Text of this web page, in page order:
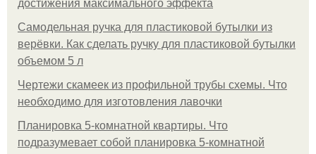
достижения максимального эффекта
Самодельная ручка для пластиковой бутылки из
верёвки. Как сделать ручку для пластиковой бутылки
объемом 5 л
Чертежи скамеек из профильной трубы схемы. Что
необходимо для изготовления лавочки
Планировка 5-комнатной квартиры. Что
подразумевает собой планировка 5-комнатной